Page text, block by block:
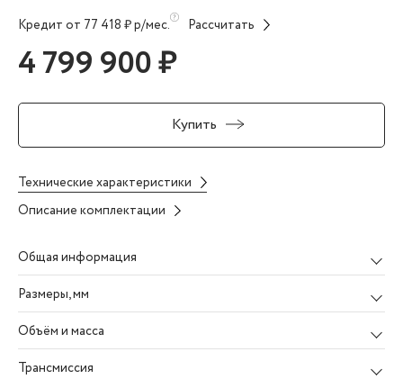
Кредит от 77 418 ₽ р/мес. Рассчитать
4 799 900 ₽
Купить
Технические характеристики
Описание комплектации
Общая информация
Размеры, мм
Объём и масса
Трансмиссия